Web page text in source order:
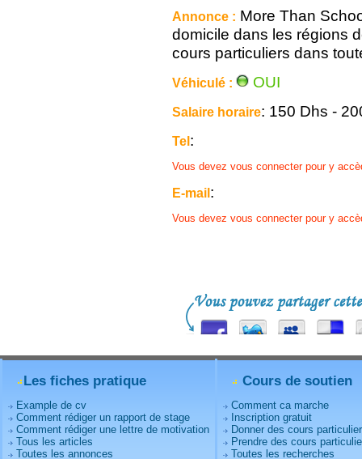
Annonce : More Than
domicile dans les régions
cours particuliers dans
Véhiculé : OUI
Salaire horaire: 150 Dhs -
Tel:
Vous devez vous connecter pour y
E-mail:
Vous devez vous connecter pour y
Les fiches pratique
Example de cv
Comment rédiger un rapport de stage
Comment rédiger une lettre de motivation
Tous les articles
Toutes les annonces
Cours de soutien
Comment ca marche
Inscription gratuit
Donner des cours
Prendre des cours
Toutes les recherches